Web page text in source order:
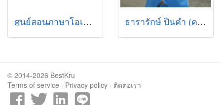
ศูนย์สอนภาษาโอเวอร์ซีส์เลิร์นนิ่ง ธารารักษ์ ปินคำ (ครูพี่ดาว, Teacher Dao)
© 2014-2026 BestKru
Terms of service · Privacy policy · ติดต่อเรา